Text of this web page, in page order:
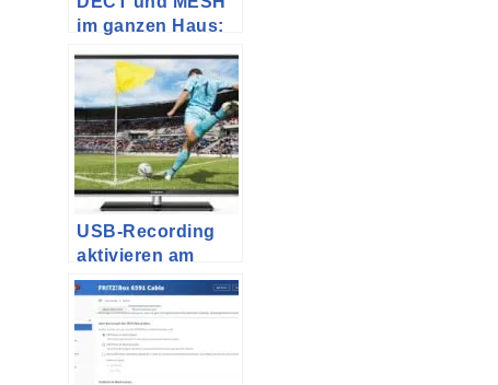
im ganzen Haus:
AVM Fritz!Box als
Repeater (Teil 1)
USB-Recording
aktivieren am
Grundig VLE 922
BL ohne
geänderte
Firmware